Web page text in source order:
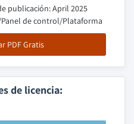
publicación: April 2025
de control/Plataforma
PDF Gratis
de licencia: